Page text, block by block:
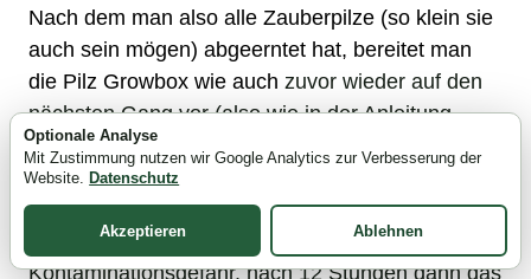
Nach dem man also alle Zauberpilze (so klein sie
auch sein mögen) abgeerntet hat, bereitet man
die Pilz Growbox wie auch zuvor wieder auf den
nächsten Gang vor (also wie in der Anleitung
geschrieben: Substrat in der Plastikbox maximal
mit Wasser befüllen, Deckel drauf und in den
Kühlschrank für 12 Stunden, die Tüte mit
Büroklammern sofort verschließen wegen
Kontaminationsgefahr, nach 12 Stunden dann das
Optionale Analyse
Mit Zustimmung nutzen wir Google Analytics zur Verbesserung der
Website. Datenschutz
Akzeptieren Ablehnen